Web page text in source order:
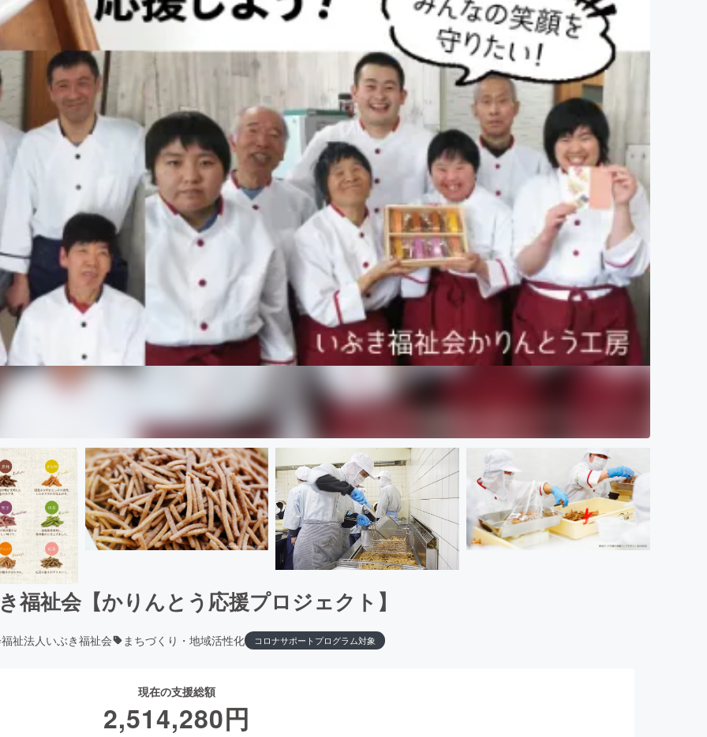
福祉会【かりんとう応援プロジェクト】
祉法人いぶき福祉会 まちづくり・地域活性化 コロナサポートプログラム対象
現在の支援総額
2,514,280円